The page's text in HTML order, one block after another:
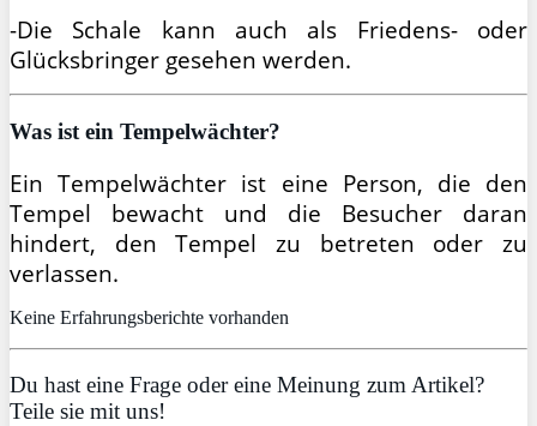
-Die Schale kann auch als Friedens- oder
Glücksbringer gesehen werden.
Was ist ein Tempelwächter?
Ein Tempelwächter ist eine Person, die den
Tempel bewacht und die Besucher daran
hindert, den Tempel zu betreten oder zu
verlassen.
Keine Erfahrungsberichte vorhanden
Du hast eine Frage oder eine Meinung zum Artikel?
Teile sie mit uns!